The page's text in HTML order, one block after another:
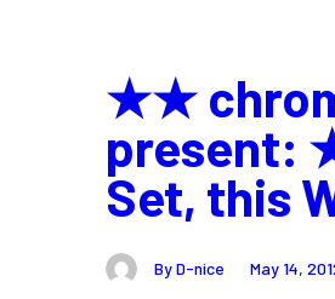
★★
present:
Set, this
By D-nice May 14,